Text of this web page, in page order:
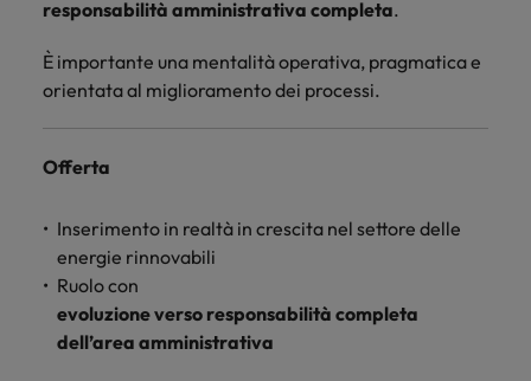
responsabilità amministrativa completa.
È importante una mentalità operativa, pragmatica e
orientata al miglioramento dei processi.
Offerta
Inserimento in realtà in crescita nel settore delle
energie rinnovabili
Ruolo con
evoluzione verso responsabilità completa
dell’area amministrativa